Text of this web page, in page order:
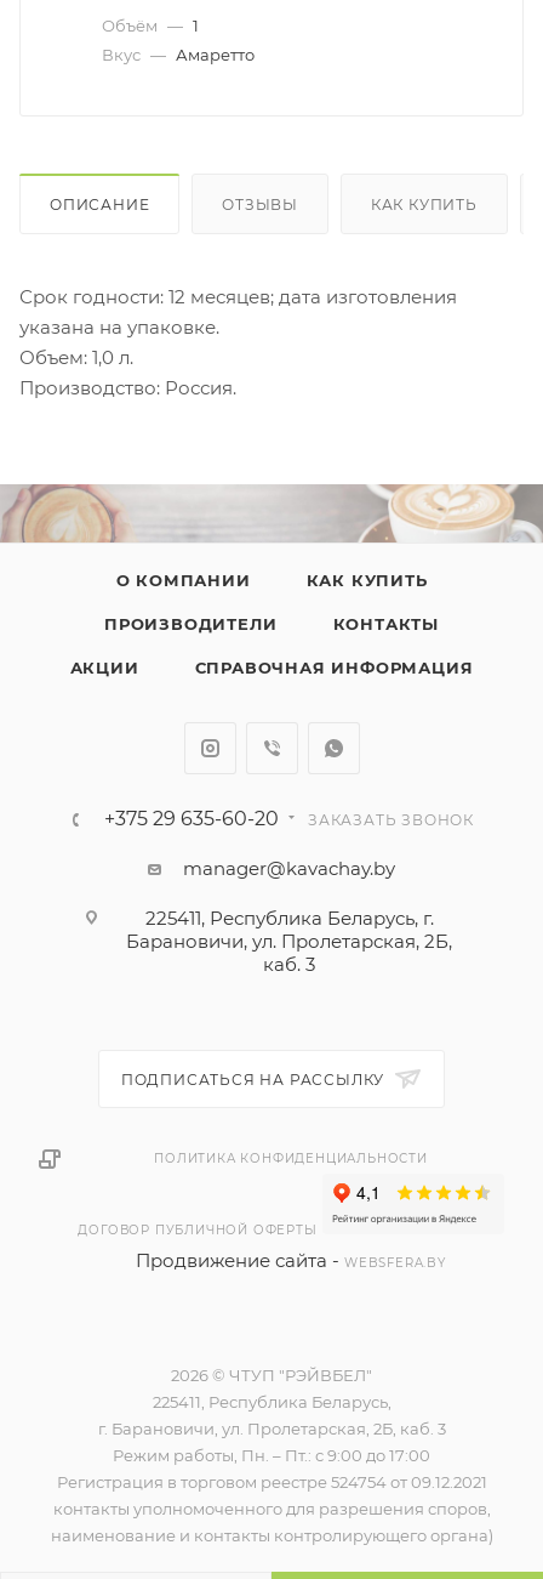
Объём — 1
Вкус — Амаретто
ОПИСАНИЕ ОТЗЫВЫ КАК КУПИТЬ
Срок годности: 12 месяцев; дата изготовления
указана на упаковке.
Объем: 1,0 л.
Производство: Россия.
О КОМПАНИИ КАК КУПИТЬ
ПРОИЗВОДИТЕЛИ КОНТАКТЫ
АКЦИИ СПРАВОЧНАЯ ИНФОРМАЦИЯ
+375 29 635-60-20 ЗАКАЗАТЬ ЗВОНОК
manager@kavachay.by
225411, Республика Беларусь, г.
Барановичи, ул. Пролетарская, 2Б,
каб. 3
ПОДПИСАТЬСЯ НА РАССЫЛКУ
ПОЛИТИКА КОНФИДЕНЦИАЛЬНОСТИ
ДОГОВОР ПУБЛИЧНОЙ ОФЕРТЫ
Продвижение сайта -WEBSFERA.BY
2026 © ЧТУП "РЭЙВБЕЛ"
225411, Республика Беларусь,
г. Барановичи, ул. Пролетарская, 2Б, каб. 3
Режим работы, Пн. – Пт.: с 9:00 до 17:00
Регистрация в торговом реестре 524754 от 09.12.2021
контакты уполномоченного для разрешения споров,
наименование и контакты контролирующего органа)